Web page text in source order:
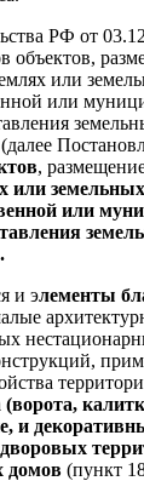
РФ от
объектов,
или
или
,
или
или
и элементы
и
дворовых
домов (пункт